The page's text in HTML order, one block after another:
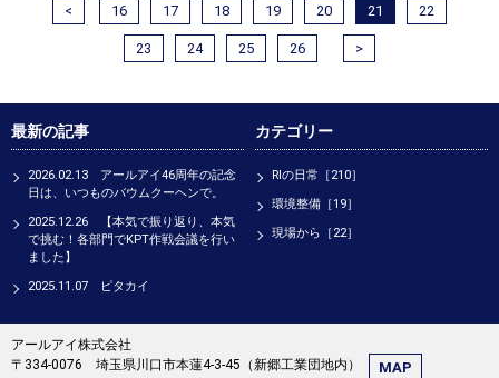
< 16 17 18 19 20 21 22
23 24 25 26 >
最新の記事
2026.02.13 アールアイ46周年の記念
日は、いつものバウムクーヘンで。
2025.12.26 【本気で振り返り、本気
で挑む！各部門でKPT作戦会議を行い
ました】
2025.11.07 ピタカイ
カテゴリー
RIの日常［210］
環境整備［19］
現場から［22］
MAP
アールアイ株式会社
〒334-0076 埼玉県川口市本蓮4-3-45（新郷工業団地内）